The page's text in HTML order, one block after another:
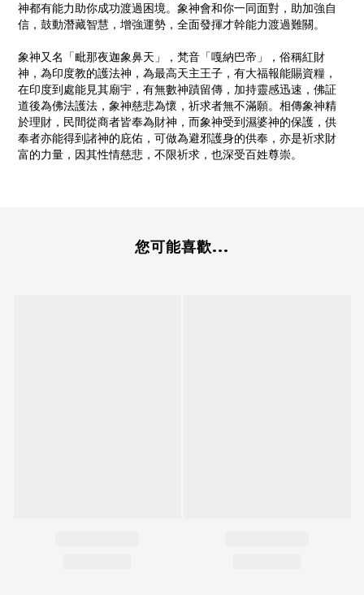
神都有能力助你成功渡過困境。象神會和你一同面對，助加強自
信，鼓動潛藏智慧，增強運勢，全面發揮才幹能力渡過難關。
象神又名「毗那夜迦象鼻天」，梵音「嘎納巴帝」，俗稱紅財
神，為印度教的護法神，為最高天主王子，有大福報能賜資糧，
在印度到處能見其廟宇，有無數神蹟留傳，加持靈感迅速，佛証
道後為佛法護法，象神慈悲為懷，祈求者無不滿願。相傳象神精
於理財，民間從商者皆奉為財神，而象神受到濕婆神的保護，供
奉者亦能得到諸神的庇佑，可做為避邪護身的供奉，亦是祈求財
富的力量，因其性情慈悲，不限祈求，也深受百姓尊崇。
您可能喜歡...